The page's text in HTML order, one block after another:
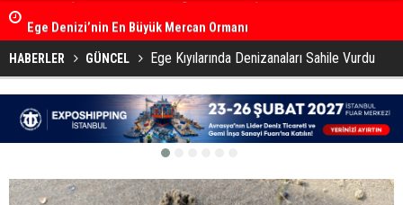
HABERLER GÜNCEL Ege Kıyılarında Denizanaları Sahile Vurdu